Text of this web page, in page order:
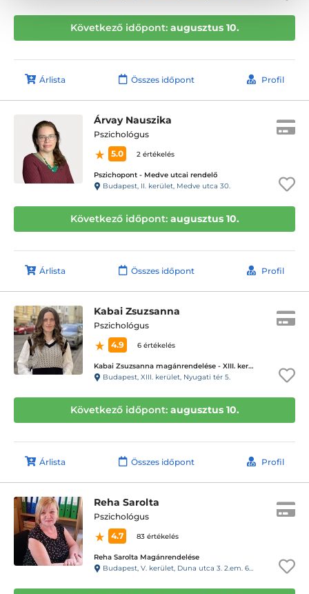
Következő időpont: augusztus 10.
Árlista Összes időpont Profil
Árvay Nauszika
Pszichológus
5.0
2 értékelés
Pszichopont - Medve utcai rendelő
Budapest, II. kerület, Medve utca 30.
Következő időpont: augusztus 10.
Árlista Összes időpont Profil
Kabai Zsuzsanna
Pszichológus
4.9
6 értékelés
Kabai Zsuzsanna magánrendelése - XIII. kerület
Budapest, XIII. kerület, Nyugati tér 5.
Következő időpont: augusztus 10.
Árlista Összes időpont Profil
Reha Sarolta
Pszichológus
4.7
83 értékelés
Reha Sarolta Magánrendelése
Budapest, V. kerület, Duna utca 3. 2.em. 6.a. 29-es kapucsengő